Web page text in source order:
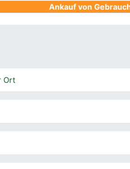
Ankauf von Gebrauchtwagen,
Ort